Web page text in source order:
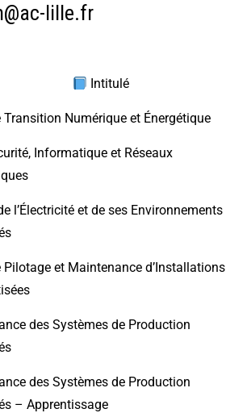
lille.fr
Intitulé
Transition Numérique et Énergétique
Informatique et Réseaux
l’Électricité et de ses Environnements
Pilotage et Maintenance d’Installations
des Systèmes de Production
des Systèmes de Production
– Apprentissage